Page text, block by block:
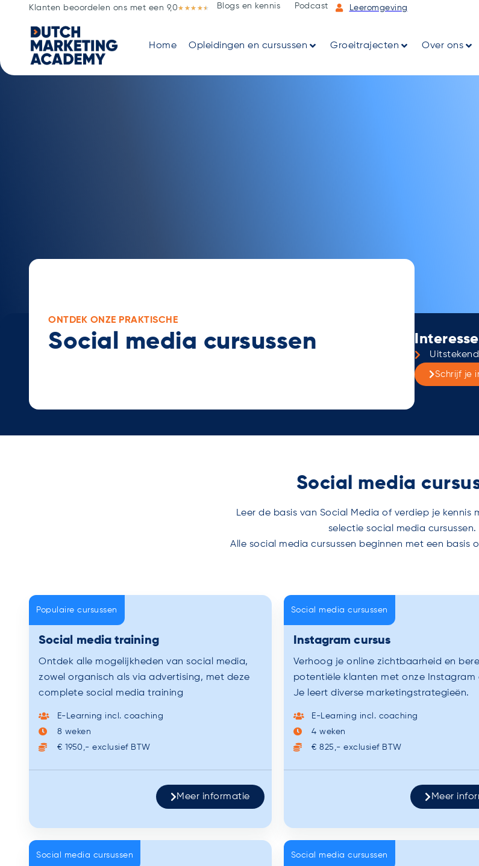
Klanten beoordelen ons met een 9,0★ ★★ ★★ Blogs en kennis Podcast Leeromgeving
Home Opleidingen en cursussen Groeitrajecten Over ons
ONTDEK ONZE PRAKTISCHE
Social media cursussen
Schrijf je
Social media
Leer de basis van Social Media of verdiep je kennis
selectie social media cursussen.
Alle social media cursussen beginnen met een basis
Populaire cursussen
Social media training
Ontdek alle mogelijkheden van social media,
zowel organisch als via advertising, met deze
complete social media training
E-Learning incl. coaching
8 weken
€ 1950,- exclusief BTW
Meer informatie
Social media cursussen
Instagram cursus
Verhoog je online zichtbaarheid en
potentiële klanten met onze Instagram
Je leert diverse marketingstrategieën.
E-Learning incl. coaching
4 weken
€ 825,- exclusief BTW
Meer
Social media cursussen Social media cursussen